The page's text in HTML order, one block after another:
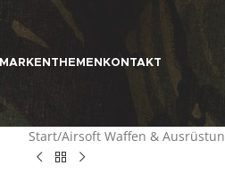
MARKEN THEMEN KONTAKT
Start/Airsoft Waffen &